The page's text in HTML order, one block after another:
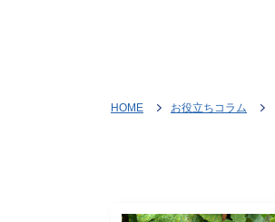
HOME お役立ちコラム